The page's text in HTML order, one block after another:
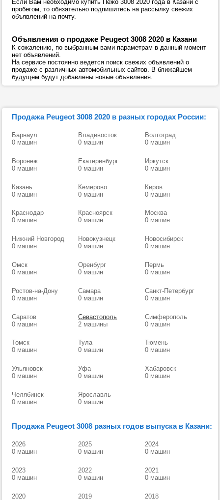
Если Вам необходимо купить Пежо 3008 2020 года в Казани с
пробегом, то обязательно подпишитесь на рассылку свежих
объявлений на почту.
Объявления о продаже Peugeot 3008 2020 в Казани
К сожалению, по выбранным вами параметрам в данный момент
нет объявлений.
На сервисе постоянно ведется поиск свежих объявлений о
продаже с различных автомобильных сайтов. В ближайшем
будущем будут добавлены новые объявления.
Продажа Peugeot 3008 2020 в разных городах России:
Барнаул
0 машин
Владивосток
0 машин
Волгоград
0 машин
Воронеж
0 машин
Екатеринбург
0 машин
Иркутск
0 машин
Казань
0 машин
Кемерово
0 машин
Киров
0 машин
Краснодар
0 машин
Красноярск
0 машин
Москва
0 машин
Нижний Новгород
0 машин
Новокузнецк
0 машин
Новосибирск
0 машин
Омск
0 машин
Оренбург
0 машин
Пермь
0 машин
Ростов-на-Дону
0 машин
Самара
0 машин
Санкт-Петербург
0 машин
Саратов
0 машин
Севастополь
2 машины
Симферополь
0 машин
Томск
0 машин
Тула
0 машин
Тюмень
0 машин
Ульяновск
0 машин
Уфа
0 машин
Хабаровск
0 машин
Челябинск
0 машин
Ярославль
0 машин
Продажа Peugeot 3008 разных годов выпуска в Казани:
2026
0 машин
2025
0 машин
2024
0 машин
2023
0 машин
2022
0 машин
2021
0 машин
2020
2019
2018